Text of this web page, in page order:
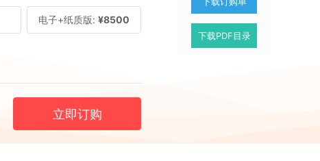
电子+纸质版: ¥8500
立即订购
下载PDF目录